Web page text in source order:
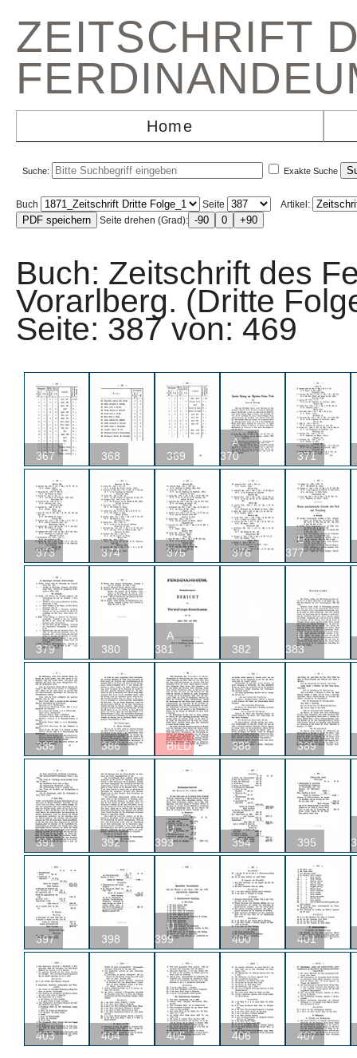
ZEITSCHRIFT
Home
Suche: Exakte Suche
Buch Seite
Artikel:
Seite drehen (Grad):
Buch: Zeitschrift des
Vorarlberg. (Dritte
Seite: 387 von:
367 368 369
A
370
371
373 374 375 376
U
377
379 380
A
381
382
U
383
385 386 BILD 388 389
391 392
U
393
394 395
397 398
U
399
400 401
403 404 405 406 407